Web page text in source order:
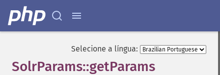
Selecione a língua:
SolrParams::getParams